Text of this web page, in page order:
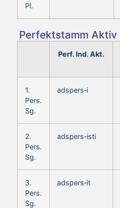
Pl.
Perfektstamm Aktiv
Perf. Ind. Akt.
1.
Pers.
Sg.
adspers‑i
2.
Pers.
Sg.
adspers‑isti
3.
Pers.
Sg.
adspers‑it